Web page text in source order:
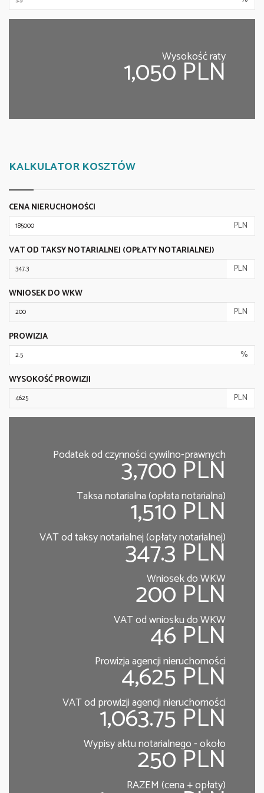
Wysokość raty
1,050 PLN
KALKULATOR KOSZTÓW
CENA NIERUCHOMOŚCI
PLN
VAT OD TAKSY NOTARIALNEJ (OPŁATY NOTARIALNEJ)
PLN
WNIOSEK DO WKW
PLN
PROWIZJA
%
WYSOKOŚĆ PROWIZJI
PLN
Podatek od czynności cywilno-prawnych
3,700 PLN
Taksa notarialna (opłata notarialna)
1,510 PLN
VAT od taksy notarialnej (opłaty notarialnej)
347.3 PLN
Wniosek do WKW
200 PLN
VAT od wniosku do WKW
46 PLN
Prowizja agencji nieruchomości
4,625 PLN
VAT od prowizji agencji nieruchomości
1,063.75 PLN
Wypisy aktu notarialnego - około
250 PLN
RAZEM (cena + opłaty)